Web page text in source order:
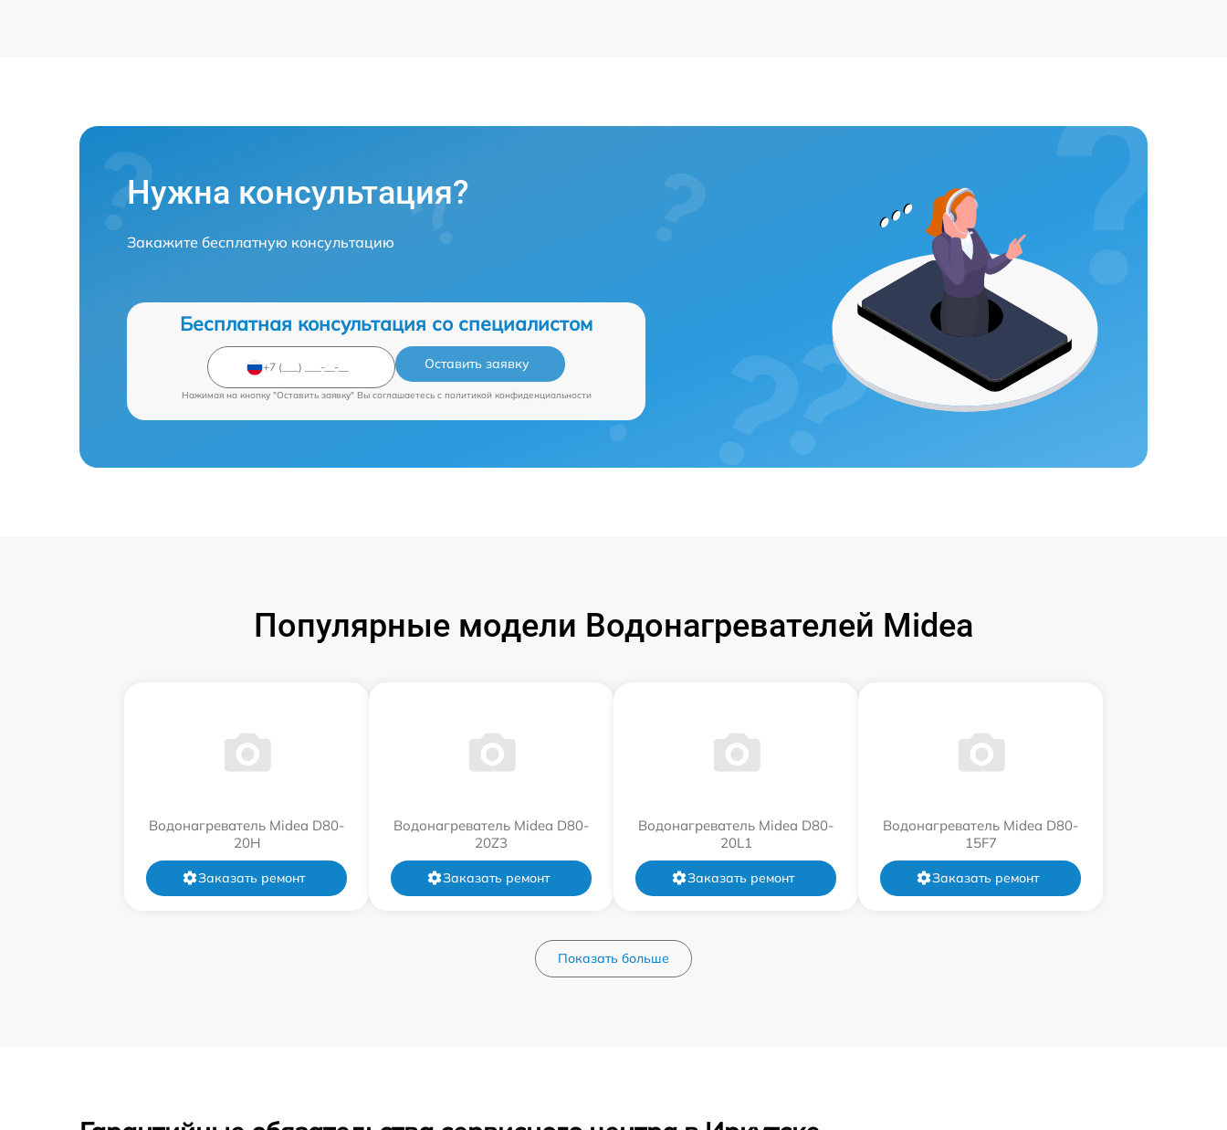
Нужна консультация?
Закажите бесплатную консультацию
Бесплатная консультация со специалистом
Оставить заявку
Нажимая на кнопку "Оставить заявку" Вы соглашаетесь c политикой конфиденциальности
Популярные модели Водонагревателей Midea
Водонагреватель Midea D80-
20Н
Заказать ремонт
Водонагреватель Midea D80-
20Z3
Заказать ремонт
Водонагреватель Midea D80-
20L1
Заказать ремонт
Водонагреватель Midea D80-
15F7
Заказать ремонт
Показать больше